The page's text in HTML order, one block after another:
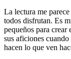
La lectura me
todos disfrutan. Es
pequeños para crear
sus aficiones
hacen lo que ven